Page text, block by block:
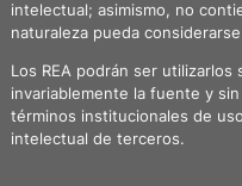
intelectual; asimismo, no
naturaleza pueda
Los REA podrán ser
invariablemente la fuente y
términos institucionales de
intelectual de terceros.